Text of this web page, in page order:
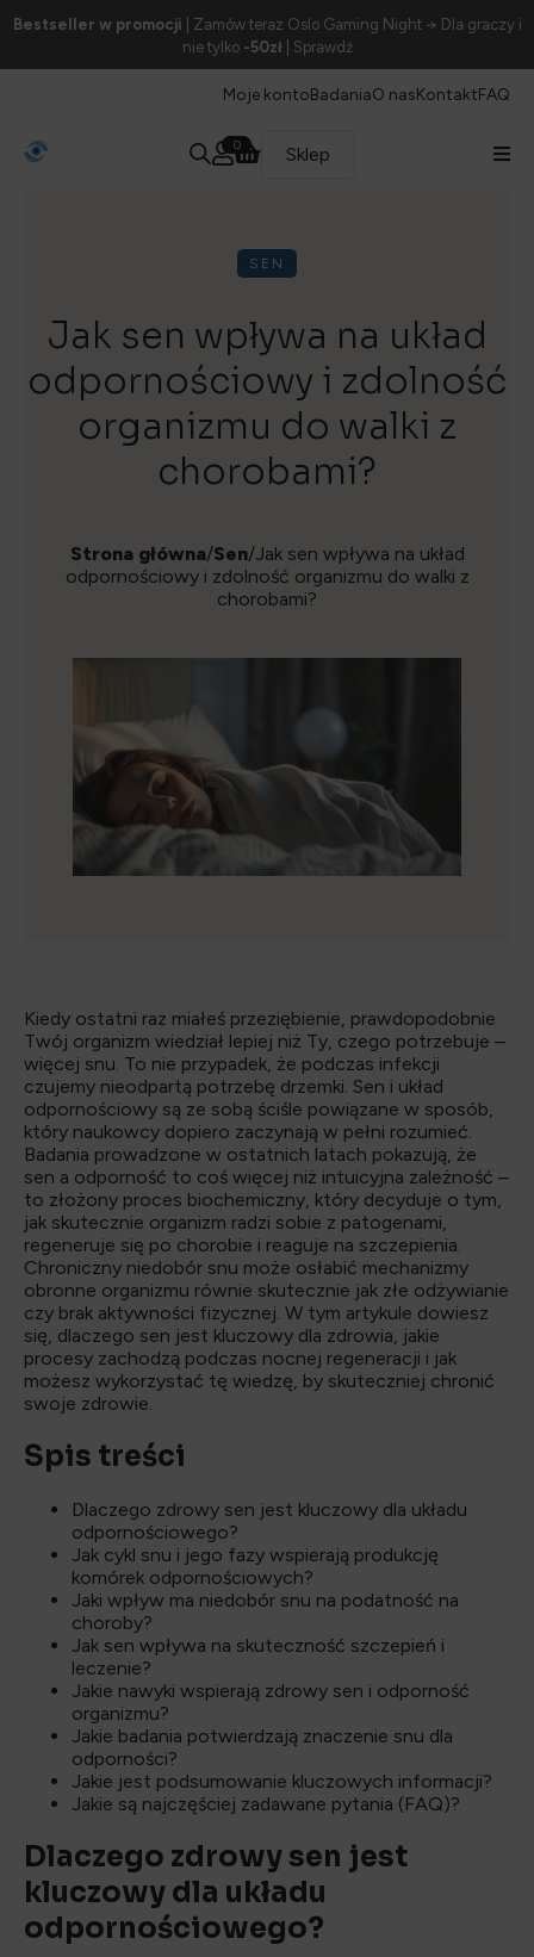
Bestseller w promocji | Zamów teraz Oslo Gaming Night → Dla graczy i
nie tylko -50zł| Sprawdź
Moje kontoBadaniaO nasKontaktFAQ
0 Sklep
SEN
Jak sen wpływa na układ
odpornościowy i zdolność
organizmu do walki z
chorobami?
Strona główna/Sen/Jak sen wpływa na układ
odpornościowy i zdolność organizmu do walki z
chorobami?
Kiedy ostatni raz miałeś przeziębienie, prawdopodobnie
Twój organizm wiedział lepiej niż Ty, czego potrzebuje –
więcej snu. To nie przypadek, że podczas infekcji
czujemy nieodpartą potrzebę drzemki. Sen i układ
odpornościowy są ze sobą ściśle powiązane w sposób,
który naukowcy dopiero zaczynają w pełni rozumieć.
Badania prowadzone w ostatnich latach pokazują, że
sen a odporność to coś więcej niż intuicyjna zależność –
to złożony proces biochemiczny, który decyduje o tym,
jak skutecznie organizm radzi sobie z patogenami,
regeneruje się po chorobie i reaguje na szczepienia.
Chroniczny niedobór snu może osłabić mechanizmy
obronne organizmu równie skutecznie jak złe odżywianie
czy brak aktywności fizycznej. W tym artykule dowiesz
się, dlaczego sen jest kluczowy dla zdrowia, jakie
procesy zachodzą podczas nocnej regeneracji i jak
możesz wykorzystać tę wiedzę, by skuteczniej chronić
swoje zdrowie.
Spis treści
Dlaczego zdrowy sen jest kluczowy dla układu
odpornościowego?
Jak cykl snu i jego fazy wspierają produkcję
komórek odpornościowych?
Jaki wpływ ma niedobór snu na podatność na
choroby?
Jak sen wpływa na skuteczność szczepień i
leczenie?
Jakie nawyki wspierają zdrowy sen i odporność
organizmu?
Jakie badania potwierdzają znaczenie snu dla
odporności?
Jakie jest podsumowanie kluczowych informacji?
Jakie są najczęściej zadawane pytania (FAQ)?
Dlaczego zdrowy sen jest
kluczowy dla układu
odpornościowego?